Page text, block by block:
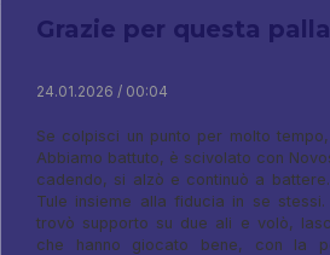
Grazie per questa
24.01.2026 / 00:04
Se colpisci un punto per molto
Abbiamo battuto, è scivolato con
cadendo, si alzò e continuò a
Tule insieme alla fiducia in se
trovò supporto su due ali e volò,
che hanno giocato bene, con la